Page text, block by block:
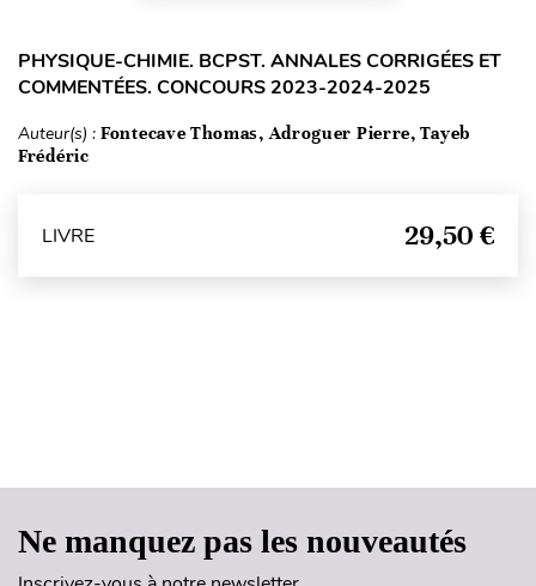
PHYSIQUE-CHIMIE. BCPST. ANNALES CORRIGÉES ET
COMMENTÉES. CONCOURS 2023-2024-2025
Auteur(s) : Fontecave Thomas, Adroguer Pierre, Tayeb
Frédéric
LIVRE 29,50 €
Ne manquez pas les nouveautés